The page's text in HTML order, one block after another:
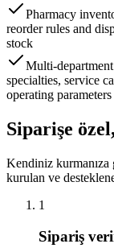
Pharmacy
reorder rules and
stock
Multi-
specialties, service
operating parameters
Siparişe
Kendiniz
kurulan ve
1
Sipariş